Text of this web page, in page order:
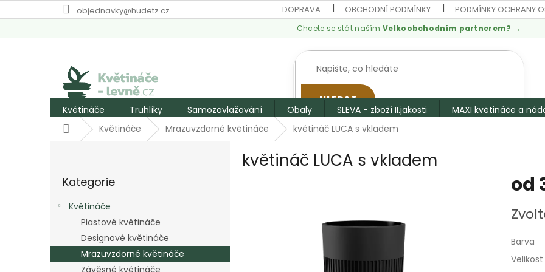
na
objednavky@hudetz.cz DOPRAVA OBCHODNÍ PODMÍNKY PODMÍNKY OCHRANY
Chcete se stát našímVelkoobchodním partnerem? →
HLEDAT
Květináče Truhlíky Samozavlažování Obaly SLEVA - zboží II.jakosti MAXI květináče a
DomůKvětináče Mrazuvzdorné květináče květináč LUCA s vkladem
kategorie
Kategorie
Květináče
Plastové květináče
Designové květináče
Mrazuvzdorné květináče
Závěsné květináče
květináč LUCA s vkladem
od
cena:
Barva
Velikost